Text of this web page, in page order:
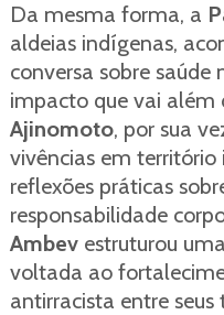
Da mesma forma, a
aldeias indígenas,
conversa sobre
impacto que vai além
Ajinomoto, por sua
vivências em
reflexões práticas
responsabilidade
Ambev estruturou
voltada ao
antirracista entre